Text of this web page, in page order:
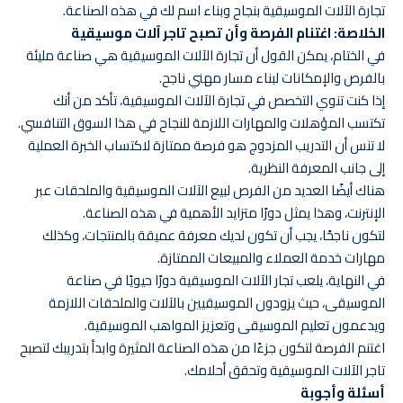
تجارة الآلات الموسيقية بنجاح وبناء اسم لك في هذه الصناعة.
الخلاصة: اغتنام الفرصة وأن تصبح تاجر آلات موسيقية
في الختام، يمكن القول أن تجارة الآلات الموسيقية هي صناعة مليئة
بالفرص والإمكانات لبناء مسار مهني ناجح.
إذا كنت تنوي التخصص في تجارة الآلات الموسيقية، تأكد من أنك
تكتسب المؤهلات والمهارات اللازمة للنجاح في هذا السوق التنافسي.
لا تنس أن التدريب المزدوج هو فرصة ممتازة لاكتساب الخبرة العملية
إلى جانب المعرفة النظرية.
هناك أيضًا العديد من الفرص لبيع الآلات الموسيقية والملحقات عبر
الإنترنت، وهذا يمثل دورًا متزايد الأهمية في هذه الصناعة.
لتكون ناجحًا، يجب أن تكون لديك معرفة عميقة بالمنتجات، وكذلك
مهارات خدمة العملاء والمبيعات الممتازة.
في النهاية، يلعب تجار الآلات الموسيقية دورًا حيويًا في صناعة
الموسيقى، حيث يزودون الموسيقيين بالآلات والملحقات اللازمة
ويدعمون تعليم الموسيقى وتعزيز المواهب الموسيقية.
اغتنم الفرصة لتكون جزءًا من هذه الصناعة المثيرة وابدأ بتدريبك لتصبح
تاجر الآلات الموسيقية وتحقق أحلامك.
أسئلة وأجوبة